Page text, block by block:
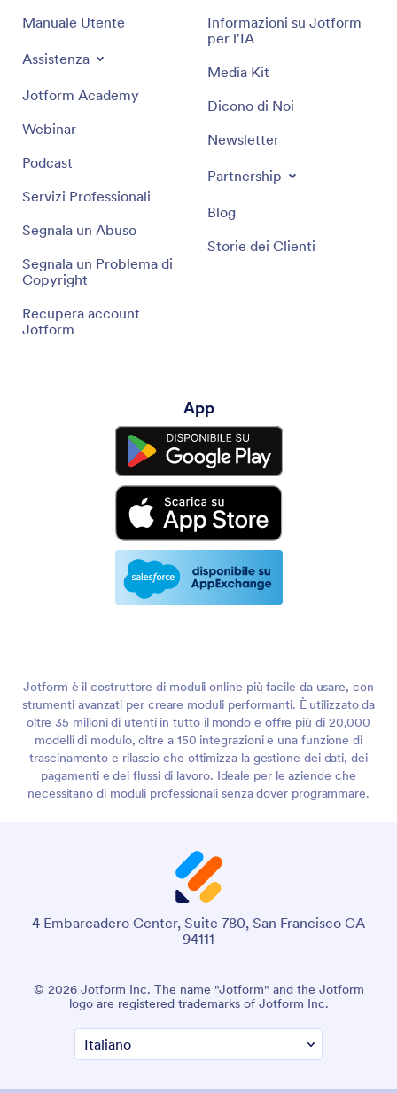
Manuale Utente
Assistenza
Jotform Academy
Webinar
Podcast
Servizi Professionali
Segnala un Abuso
Segnala un Problema di
Copyright
Recupera account
Jotform
Informazioni su Jotform
per l'IA
Media Kit
Dicono di Noi
Newsletter
Partnership
Blog
Storie dei Clienti
App
Jotform è il costruttore di moduli online più facile da usare, con
strumenti avanzati per creare moduli performanti. È utilizzato da
oltre 35 milioni di utenti in tutto il mondo e offre più di 20,000
modelli di modulo, oltre a 150 integrazioni e una funzione di
trascinamento e rilascio che ottimizza la gestione dei dati, dei
pagamenti e dei flussi di lavoro. Ideale per le aziende che
necessitano di moduli professionali senza dover programmare.
4 Embarcadero Center, Suite 780, San Francisco CA
94111
© 2026 Jotform Inc. The name "Jotform" and the Jotform
logo are registered trademarks of Jotform Inc.